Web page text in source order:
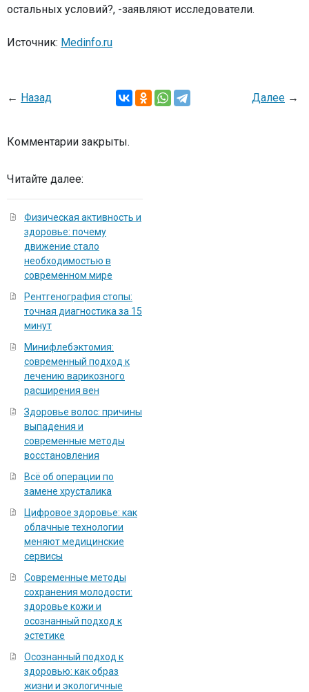
остальных условий?, -заявляют исследователи.
Источник: Medinfo.ru
← Назад Далее →
Комментарии закрыты.
Читайте далее:
Физическая активность и
здоровье: почему
движение стало
необходимостью в
современном мире
Рентгенография стопы:
точная диагностика за 15
минут
Минифлебэктомия:
современный подход к
лечению варикозного
расширения вен
Здоровье волос: причины
выпадения и
современные методы
восстановления
Всё об операции по
замене хрусталика
Цифровое здоровье: как
облачные технологии
меняют медицинские
сервисы
Современные методы
сохранения молодости:
здоровье кожи и
осознанный подход к
эстетике
Осознанный подход к
здоровью: как образ
жизни и экологичные